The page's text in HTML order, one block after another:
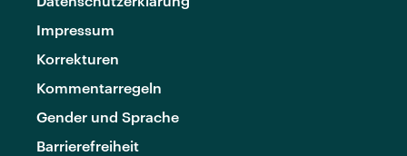
Impressum
Korrekturen
Kommentarregeln
Gender und Sprache
Barrierefreiheit